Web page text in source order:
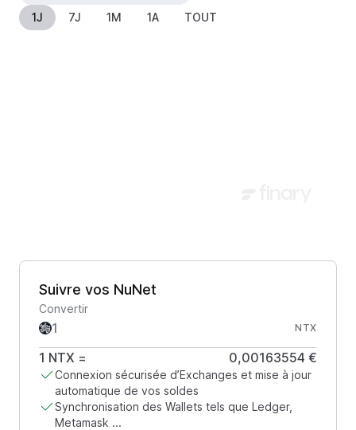
1J 7J 1M 1A TOUT
Suivre vos NuNet
Convertir
NTX
1 NTX = 0,00163554 €
Connexion sécurisée d’Exchanges et mise à jour
automatique de vos soldes
Synchronisation des Wallets tels que Ledger,
Metamask ...